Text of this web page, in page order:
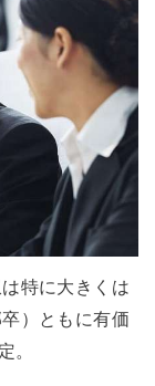
特に大きくは
）ともに有価
。